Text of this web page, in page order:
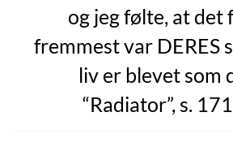
og jeg følte, at det
fremmest var DERES
liv er blevet som
“Radiator”, s.